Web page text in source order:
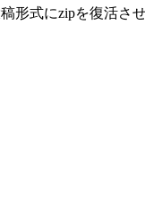
式にzipを復活